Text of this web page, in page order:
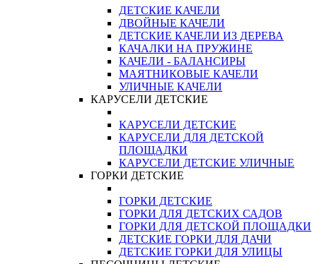
ДЕТСКИЕ КАЧЕЛИ
ДВОЙНЫЕ КАЧЕЛИ
ДЕТСКИЕ КАЧЕЛИ ИЗ ДЕРЕВА
КАЧАЛКИ НА ПРУЖИНЕ
КАЧЕЛИ - БАЛАНСИРЫ
МАЯТНИКОВЫЕ КАЧЕЛИ
УЛИЧНЫЕ КАЧЕЛИ
КАРУСЕЛИ ДЕТСКИЕ
КАРУСЕЛИ ДЕТСКИЕ
КАРУСЕЛИ ДЛЯ ДЕТСКОЙ
ПЛОЩАДКИ
КАРУСЕЛИ ДЕТСКИЕ УЛИЧНЫЕ
ГОРКИ ДЕТСКИЕ
ГОРКИ ДЕТСКИЕ
ГОРКИ ДЛЯ ДЕТСКИХ САДОВ
ГОРКИ ДЛЯ ДЕТСКОЙ ПЛОЩАДКИ
ДЕТСКИЕ ГОРКИ ДЛЯ ДАЧИ
ДЕТСКИЕ ГОРКИ ДЛЯ УЛИЦЫ